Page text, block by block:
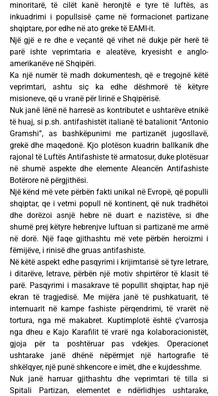
minoritarë, të cilët kanë heronjtë e tyre të luftës, as
inkuadrimi i popullsisë çame në formacionet partizane
shqiptare, por edhe në ato greke të EAMI-it.
Një gjë e re dhe e veçantë që vihet në dukje për herë të
parë ishte veprimtaria e aleatëve, kryesisht e anglo-
amerikanëve në Shqipëri.
Ka një numër të madh dokumentesh, që e tregojnë këtë
veprimtari, ashtu siç ka edhe dëshmorë të këtyre
misioneve, që u vranë për lirinë e Shqipërisë.
Nuk janë lënë në harresë as kontributet e ushtarëve etnikë
të huaj, si p.sh. antifashistët italianë të batalionit “Antonio
Gramshi”, as bashkëpunimi me partizanët jugosllavë,
grekë dhe maqedonë. Kjo plotëson kuadrin ballkanik dhe
rajonal të Luftës Antifashiste të armatosur, duke plotësuar
në shumë aspekte dhe elemente Aleancën Antifashiste
Botërore në përgjithësi.
Një kënd më vete përbën fakti unikal në Evropë, që populli
shqiptar, qe i vetmi popull në kontinent, që nuk tradhëtoi
dhe dorëzoi asnjë hebre në duart e nazistëve, si dhe
shumë prej këtyre hebrenjve luftuan si partizanë me armë
në dorë. Një faqe gjithashtu më vete përbën heroizmi i
fëmijëve, i rinisë dhe gruas antifashiste.
Në këtë aspekt edhe pasqyrimi i krijimtarisë së tyre letrare,
i ditarëve, letrave, përbën një motiv shpirtëror të klasit të
parë. Pasqyrimi i masakrave të popullit shqiptar, hap një
ekran të tragjedisë. Me mijëra janë të pushkatuarit, të
internuarit në kampe fashiste përqendrimi, të vrarët në
tortura, nga më makabret. Kuptimplotë është ç’varrosja
nga dheu e Kajo Karafilit të vrarë nga kolaboracionistët,
gjoja për ta poshtëruar pas vdekjes. Operacionet
ushtarake janë dhënë nëpërmjet një hartografie të
shkëlqyer, një punë shkencore e imët, dhe e kujdesshme.
Nuk janë harruar gjithashtu dhe veprimtari të tilla si
Spitali Partizan, elementet e ndërlidhjes ushtarake,